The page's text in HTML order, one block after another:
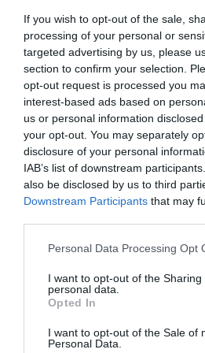
If you wish to opt-out of the sale,
processing of your personal or
targeted advertising by us, please
section to confirm your selection.
opt-out request is processed you
interest-based ads based on
us or personal information
your opt-out. You may separately
disclosure of your personal
IAB’s list of downstream
also be disclosed by us to third
Downstream Participants that may
Please note that this website/app
not limited to your visit or usage
grant or deny consent to Google
use your data for below specified
consent section.
Personal Data Processing Opt
I want to opt-out of the Sharing
personal data.
Opted In
I want to opt-out of the Sale of
Personal Data.
is benne volt-e a kivonuló
általuk most felsorolt
Az OKF azonban csak
Ne maradjon le a
bennünket az EGRI ÜGYEK
VISSZA A FŐOLDALRA